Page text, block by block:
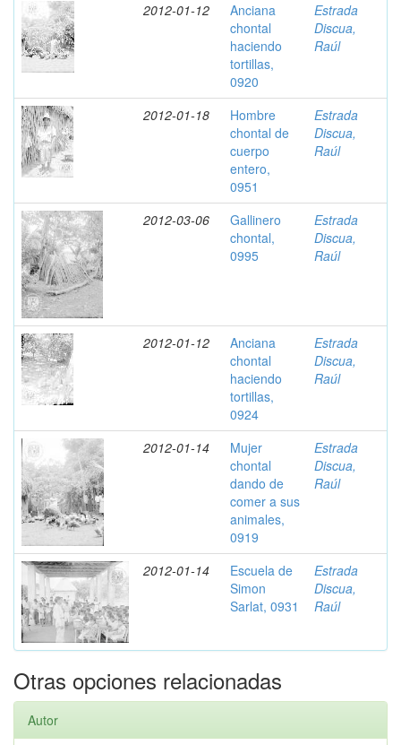
2012-01-12
Anciana
chontal
haciendo
tortillas,
0920
Estrada
Discua,
Raúl
2012-01-18
Hombre
chontal de
cuerpo
entero,
0951
Estrada
Discua,
Raúl
2012-03-06
Gallinero
chontal,
0995
Estrada
Discua,
Raúl
2012-01-12
Anciana
chontal
haciendo
tortillas,
0924
Estrada
Discua,
Raúl
2012-01-14
Mujer
chontal
dando de
comer a sus
animales,
0919
Estrada
Discua,
Raúl
2012-01-14
Escuela de
Simon
Sarlat, 0931
Estrada
Discua,
Raúl
Otras opciones relacionadas
Autor